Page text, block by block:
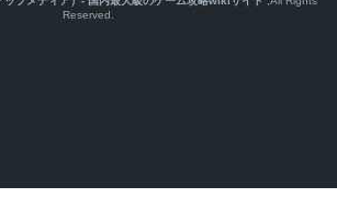
Reserved.